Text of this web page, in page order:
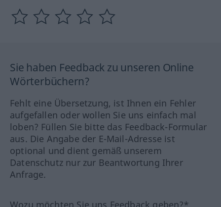
Sie haben Feedback zu unseren Online
Wörterbüchern?
Fehlt eine Übersetzung, ist Ihnen ein Fehler
aufgefallen oder wollen Sie uns einfach mal
loben? Füllen Sie bitte das Feedback-Formular
aus. Die Angabe der E-Mail-Adresse ist
optional und dient gemäß unserem
Datenschutz nur zur Beantwortung Ihrer
Anfrage.
Wozu möchten Sie uns Feedback geben?*